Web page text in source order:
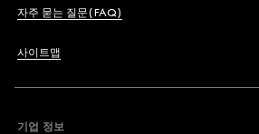
자주 묻는 질문(FAQ)
사이트맵
기업 정보